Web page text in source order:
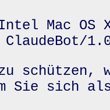
Mac OS X
Sie sich